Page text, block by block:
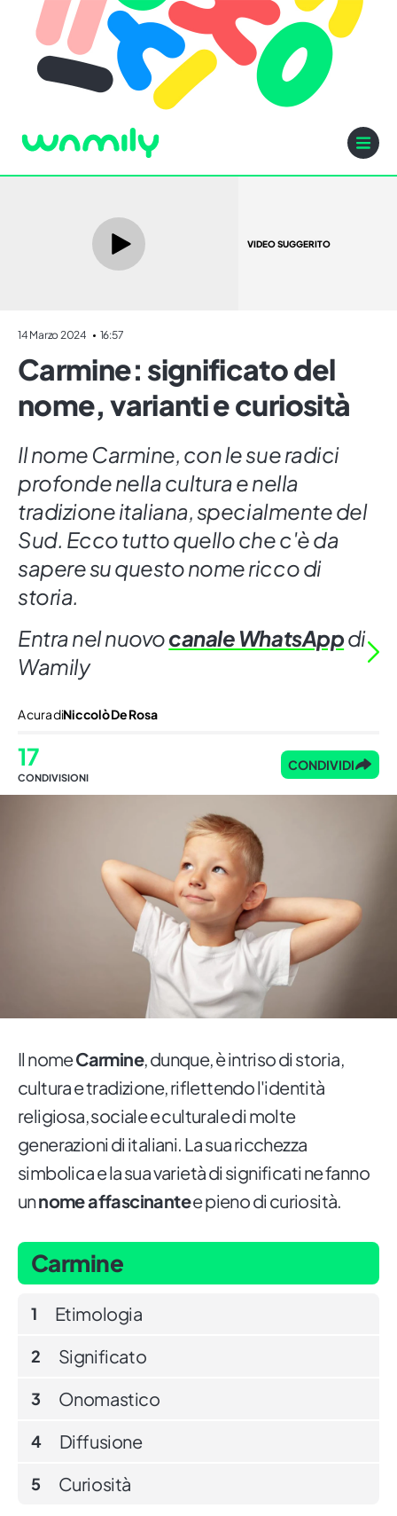
VIDEO SUGGERITO
14 Marzo 2024 16:57
Carmine: significato del
nome, varianti e curiosità
Il nome Carmine, con le sue radici
profonde nella cultura e nella
tradizione italiana, specialmente del
Sud. Ecco tutto quello che c'è da
sapere su questo nome ricco di
storia.
Entra nel nuovocanale WhatsAppdi
Wamily
A cura diNiccolò De Rosa
17
CONDIVISIONI
CONDIVIDI
Il nomeCarmine, dunque, è intriso di storia,
cultura e tradizione, riflettendo l'identità
religiosa, sociale e culturale di molte
generazioni di italiani. La sua ricchezza
simbolica e la sua varietà di significati ne fanno
unnome affascinantee pieno di curiosità.
Carmine
1 Etimologia
2 Significato
3 Onomastico
4 Diffusione
5 Curiosità